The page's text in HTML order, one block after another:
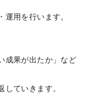
運用を行います。
成果が出たか」など
していきます。